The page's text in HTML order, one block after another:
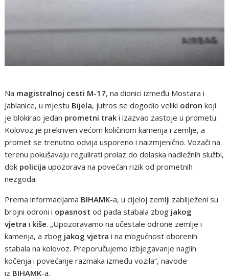
Na magistralnoj cesti M-17, na dionici između Mostara i
Jablanice, u mjestu Bijela, jutros se dogodio veliki odron koji
je blokirao jedan prometni trak i izazvao zastoje u prometu.
Kolovoz je prekriven većom količinom kamenja i zemlje, a
promet se trenutno odvija usporeno i naizmjenično. Vozači na
terenu pokušavaju regulirati prolaz do dolaska nadležnih službi,
dok policija upozorava na povećan rizik od prometnih
nezgoda.
Prema informacijama BIHAMK-a, u cijeloj zemlji zabilježeni su
brojni odroni i opasnost od pada stabala zbog jakog
vjetra i kiše. „Upozoravamo na učestale odrone zemlje i
kamenja, a zbog jakog vjetra i na mogućnost oborenih
stabala na kolovoz. Preporučujemo izbjegavanje naglih
kočenja i povećanje razmaka između vozila“, navode
iz BIHAMK-a.